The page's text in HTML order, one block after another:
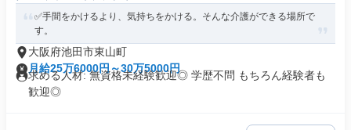
✅手間をかけるより、気持ちをかける。そんな介護ができる場所で
す。
大阪府池田市東山町
月給25万6000円～30万5000円
求める人材: 無資格未経験歓迎◎ 学歴不問 もちろん経験者も
歓迎◎